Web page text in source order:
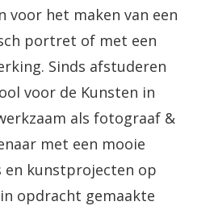
voor het maken van een
portret of met een
Sinds afstuderen
voor de Kunsten in
als fotograaf &
met een mooie
en kunstprojecten op
opdracht gemaakte